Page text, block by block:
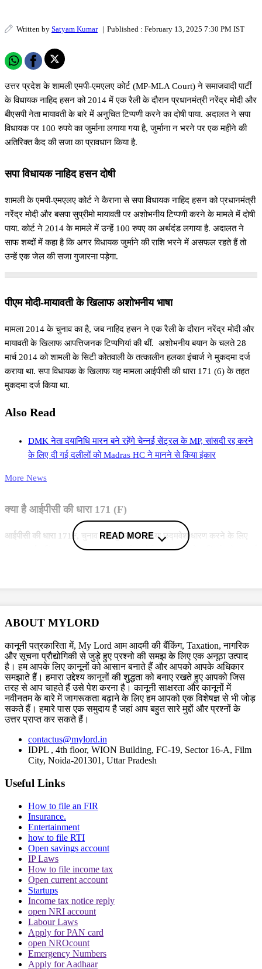
Written by Satyam Kumar | Published : February 13, 2025 7:30 PM IST
उत्तर प्रदेश के शामली एमपी-एमएलए कोर्ट (MP-MLA Court) ने समाजवादी पार्टी
के विधायक नाहिद हसन को 2014 में एक रैली के दौरान प्रधानमंत्री नरेंद्र मोदी और
बीएसपी नेता मायावती के बारे में अनुचित टिप्पणी करने का दोषी पाया. अदालत ने सपा
विधायक पर 100 रुपये का जुर्माना लगाया गया है, जुर्माना न भरने पर एक महीने की
अतिरिक्त कैद की सजा का प्रावधान किया है.
सपा विधायक नाहिद हसन दोषी
शामली के एमपी-एमएलए कोर्ट ने कैराना से सपा विधायक नाहिद हसन को प्रधानमंत्री
नरेंद्र मोदी और बसपा सुप्रीमो मायावती पर अशोभनीय टिप्पणी करने के मामले में दोषी
पाया. कोर्ट ने 2014 के मामले में उन्हें 100 रुपए का अर्थदंड लगाया है. अदालत ने
साफ शब्दों में कहा है कि अगर विधायक जुर्माने की राशि भरने में असफल रहते हैं तो
उन्हें एक जेल की सजा गुजारना पड़ेगा.
पीएम मोदी-मायावती के खिलाफ अशोभनीय भाषा
मामला 2014 के चुनाव का है, जब नाहिद हसन ने एक रैली के दौरान नरेंद्र मोदी और
मायावती के खिलाफ आपत्तिजनक टिप्पणियां की थीं. अशोभनीय बयान के चलते 28
मार्च 2014 को शामली के सिटी कोतवाली के तत्कालीन हलका इंचार्ज ने मुकदमा दर्ज
कराया था. सपा विधायक के खिलाफ यह मामला आईपीसी की धारा 171 (6) के तहत
मुकदमा दर्ज किया था.
Also Read
DMK नेता दयानिधि मारन बने रहेंगे चेन्नई सेंट्रल के MP, सांसदी रद्द करने
के लिए दी गई दलीलों को Madras HC ने मानने से किया इंकार
More News
क्या है आईपीसी की धारा 171 (F)
आईपीसी की धारा 171F, चुनाव में अनुचित प्रभाव या छद्मवेश धारण करने के लिए
दंड का वर्णन किया गया है. इस अपराध के लिए दोषी पाए जाने वाले व्यक्तियों को एक वर्ष
Topics
Inappropriate Remarks General Election Naheed Hasan
Trending in Hindi
CJI पर जूता फेंकने वाले वकील की बढ़ी मुश्किलें, AG
ने 'अवमानना' की कार्यवाही शुरू करने की इजाजत दी
पर्सनैलिटी राइट्स मामले में ऋतिक रोशन को मिली
Delhi HC को बड़ी राहत, कहा- ऑनलाइन प्लेटफॉर्म्स
को ऐसे पोस्ट हटाने होंगे
दिवाली पर Delhi-NCR के लोग फोड़ सकेंगे पटाखें,
READ MORE
ABOUT MYLORD
कानूनी पत्रकारिता में, My Lord आम आदमी की बैंकिंग, Taxation, नागरिक
और सूचना प्रौद्योगिकी से जुड़े हुए प्रश्नो की समझ के लिए एक अनूठा उत्पाद
है। हम आपके लिए कानूनों को आसान बनाते हैं और आपको आपके अधिकार
समझाते हैं। हमारा उद्देश्य कानूनों की शुद्धता को बनाए रखते हुए आपको जिस
तरह से आप चाहते हैं उसे पेश करना है। कानूनी साक्षरता और कानूनों में
नवीनतम के बारे में जागरूकता बढ़ाने के लिए हम आपको एक विशेषज्ञ से भी जोड़
सकते हैं। हमारे पास एक समुदाय है जहां आप बहुत सारे मुद्दों और प्रश्नों के
उत्तर प्राप्त कर सकते हैं।
contactus@mylord.in
IDPL , 4th floor, WION Building, FC-19, Sector 16-A, Film
City, Noida-201301, Uttar Pradesh
Useful Links
How to file an FIR
Insurance.
Entertainment
how to file RTI
Open savings account
IP Laws
How to file income tax
Open current account
Startups
Income tax notice reply
open NRI account
Labour Laws
Apply for PAN card
open NROcount
Emergency Numbers
Apply for Aadhaar